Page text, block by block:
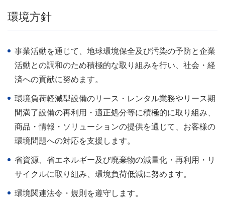
環境方針
事業活動を通じて、地球環境保全及び汚染の予防と企業
活動との調和のため積極的な取り組みを行い、社会・経
済への貢献に努めます。
環境負荷軽減型設備のリース・レンタル業務やリース期
間満了設備の再利用・適正処分等に積極的に取り組み、
商品・情報・ソリューションの提供を通じて、お客様の
環境問題への対応を支援します。
省資源、省エネルギー及び廃棄物の減量化・再利用・リ
サイクルに取り組み、環境負荷低減に努めます。
環境関連法令・規則を遵守します。